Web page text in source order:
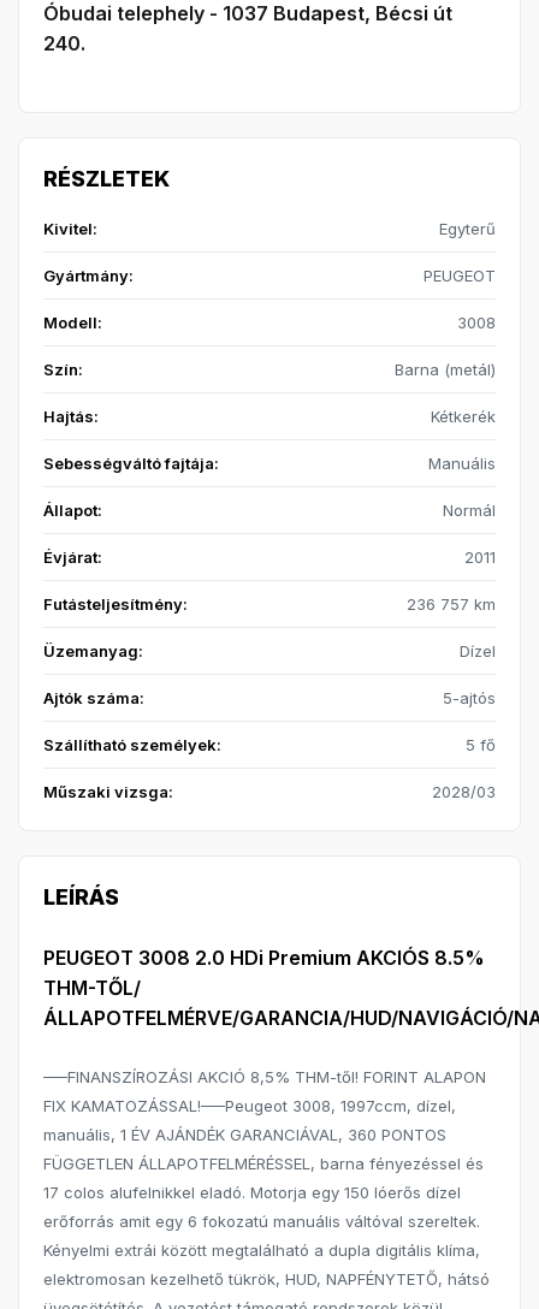
Óbudai telephely - 1037 Budapest, Bécsi út
240.
RÉSZLETEK
Kivitel: Egyterű
Gyártmány: PEUGEOT
Modell: 3008
Szín: Barna (metál)
Hajtás: Kétkerék
Sebességváltó fajtája: Manuális
Állapot: Normál
Évjárat: 2011
Futásteljesítmény: 236 757 km
Üzemanyag: Dízel
Ajtók száma: 5-ajtós
Szállítható személyek: 5 fő
Műszaki vizsga: 2028/03
LEÍRÁS
PEUGEOT 3008 2.0 HDi Premium AKCIÓS 8.5%
THM-TŐL/
ÁLLAPOTFELMÉRVE/GARANCIA/HUD/NAVIGÁCIÓ/
—–FINANSZÍROZÁSI AKCIÓ 8,5% THM-től! FORINT ALAPON
FIX KAMATOZÁSSAL!—–Peugeot 3008, 1997ccm, dízel,
manuális, 1 ÉV AJÁNDÉK GARANCIÁVAL, 360 PONTOS
FÜGGETLEN ÁLLAPOTFELMÉRÉSSEL, barna fényezéssel és
17 colos alufelnikkel eladó. Motorja egy 150 lóerős dízel
erőforrás amit egy 6 fokozatú manuális váltóval szereltek.
Kényelmi extrái között megtalálható a dupla digitális klíma,
elektromosan kezelhető tükrök, HUD, NAPFÉNYTETŐ, hátsó